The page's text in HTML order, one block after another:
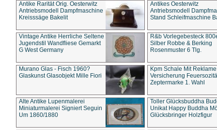
Antike Rarität Orig. Oesterwitz
Antriebsmodell Dampfmaschine
Kreisssäge Bakelit
Antikes Oesterwitz
Antriebsmodell
Stand Schleifmaschine
Vintage Antike Herrliche Seltene
Jugendstil Wandfliese Gemarkt
G West Germany
R&b Vorlegebesteck
Silber Robbe & Berking
Rosenmuster 6 Tlg.
Murano Glas - Fisch 1960?
Glaskunst Glasobjekt Mille Fiori
Kpm Schale Mit Reklame
Versicherung
Zeptermarke 1. Wahl
Alte Antike Lupenmalerei
Miniaturmalerei Signiert Seguin
Um 1860/1880
Toller Glücksbuddha
Unikat Happy Buddha
Glücksbringer Holzfigur